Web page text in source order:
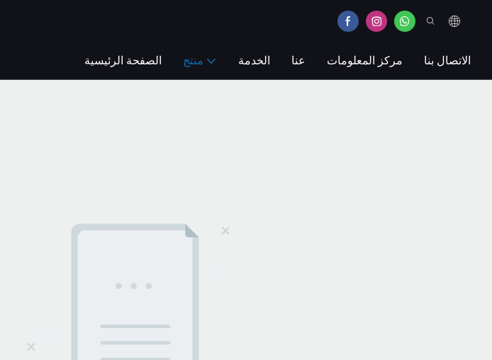
الصفحة الرئيسية منتج الخدمة عنا مركز المعلومات الاتصال بنا